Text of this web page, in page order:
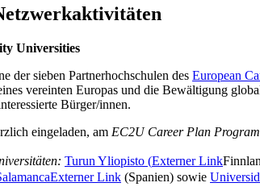
Universities
der sieben Partnerhochschulen des European
vereinten Europas und die Bewältigung
Bürger/innen.
eingeladen, am EC2U Career Plan
Turun Yliopisto (Externer Link
Externer Link (Spanien) sowie